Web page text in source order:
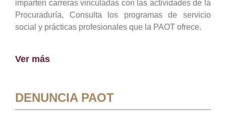
imparten carreras vinculadas con las actividades de la
Procuraduría, Consulta los programas de servicio
social y prácticas profesionales que la PAOT ofrece.
Ver más
DENUNCIA PAOT